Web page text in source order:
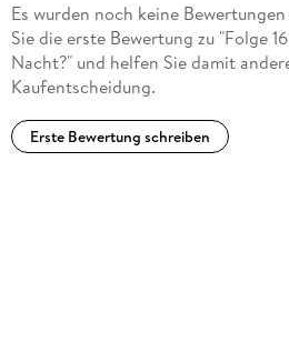
Es wurden noch keine
Sie die erste Bewertung zu "Folge
Nacht?" und helfen Sie damit
Kaufentscheidung.
Erste Bewertung schreiben